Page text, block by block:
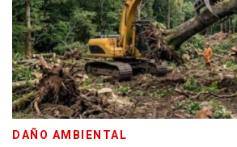
DAÑO AMBIENTAL